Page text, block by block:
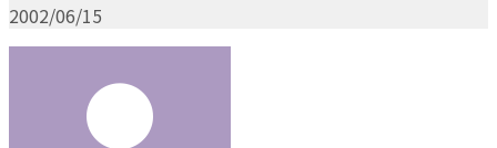
2002/06/15